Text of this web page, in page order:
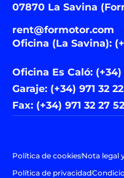
07870 La Savina
rent@formotor.com
Oficina (La Savina):
Oficina Es Caló: (+34)
Garaje: (+34) 971 32
Fax: (+34) 971 32 27 52
Política de cookiesNota legal
Política de privacidad